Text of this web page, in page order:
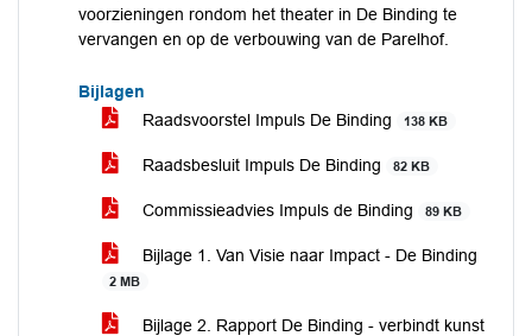
voorzieningen rondom het theater in De Binding te
vervangen en op de verbouwing van de Parelhof.
Bijlagen
Raadsvoorstel Impuls De Binding
138 KB
Raadsbesluit Impuls De Binding 82 KB
Commissieadvies Impuls de Binding 89 KB
Bijlage 1. Van Visie naar Impact - De Binding
2 MB
Bijlage 2. Rapport De Binding - verbindt kunst